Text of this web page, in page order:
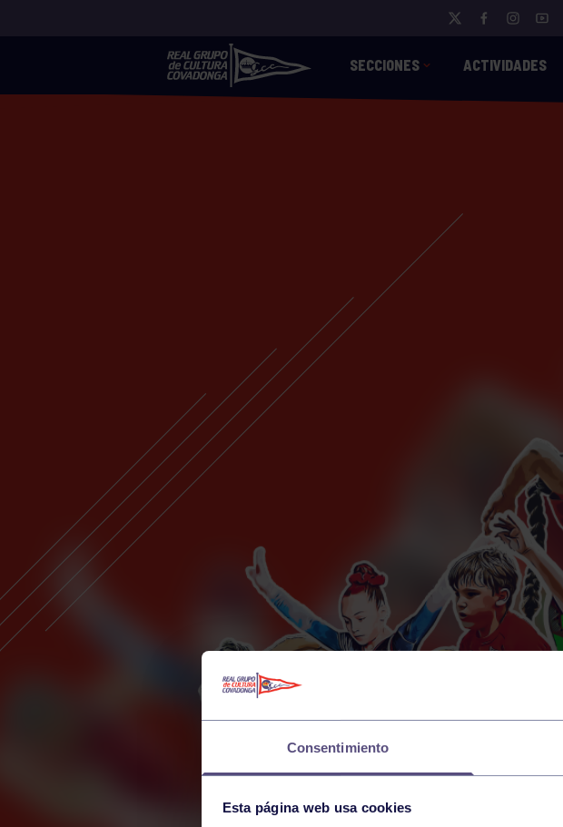
Consentimiento
Esta página web usa cookies
SECCIONES ACTIVIDADES